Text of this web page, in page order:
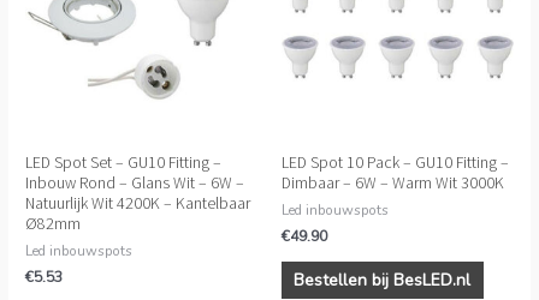
LED Spot Set – GU10 Fitting –
Inbouw Rond – Glans Wit – 6W –
Natuurlijk Wit 4200K – Kantelbaar
Ø82mm
Led inbouwspots
€5.53
LED Spot 10 Pack – GU10 Fitting –
Dimbaar – 6W – Warm Wit 3000K
Led inbouwspots
€49.90
Bestellen bij BesLED.nl